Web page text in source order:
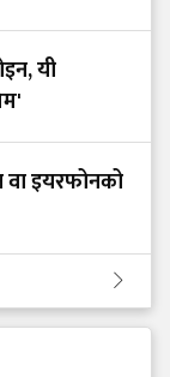
यी
वा इयरफोनको